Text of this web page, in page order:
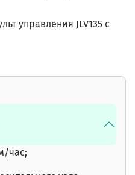
управления JLV135 c
час;